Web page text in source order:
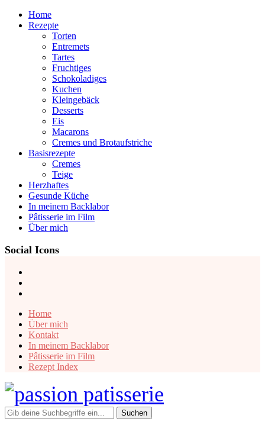
Home
Rezepte
Torten
Entremets
Tartes
Fruchtiges
Schokoladiges
Kuchen
Kleingebäck
Desserts
Eis
Macarons
Cremes und Brotaufstriche
Basisrezepte
Cremes
Teige
Herzhaftes
Gesunde Küche
In meinem Backlabor
Pâtisserie im Film
Über mich
Social Icons
Home
Über mich
Kontakt
In meinem Backlabor
Pâtisserie im Film
Rezept Index